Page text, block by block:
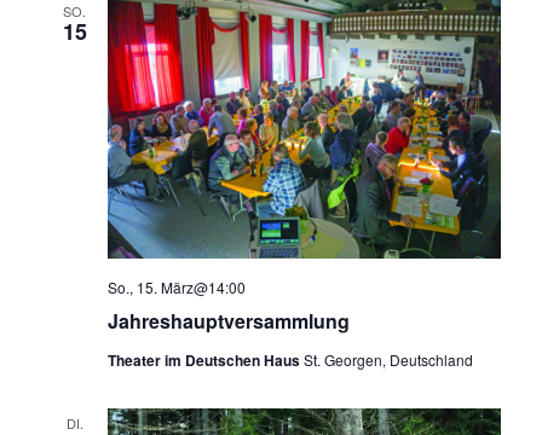
SO.
15
Jahreshauptversammlung
So., 15. März@14:00
Theater im Deutschen HausSt. Georgen, Deutschland
DI.